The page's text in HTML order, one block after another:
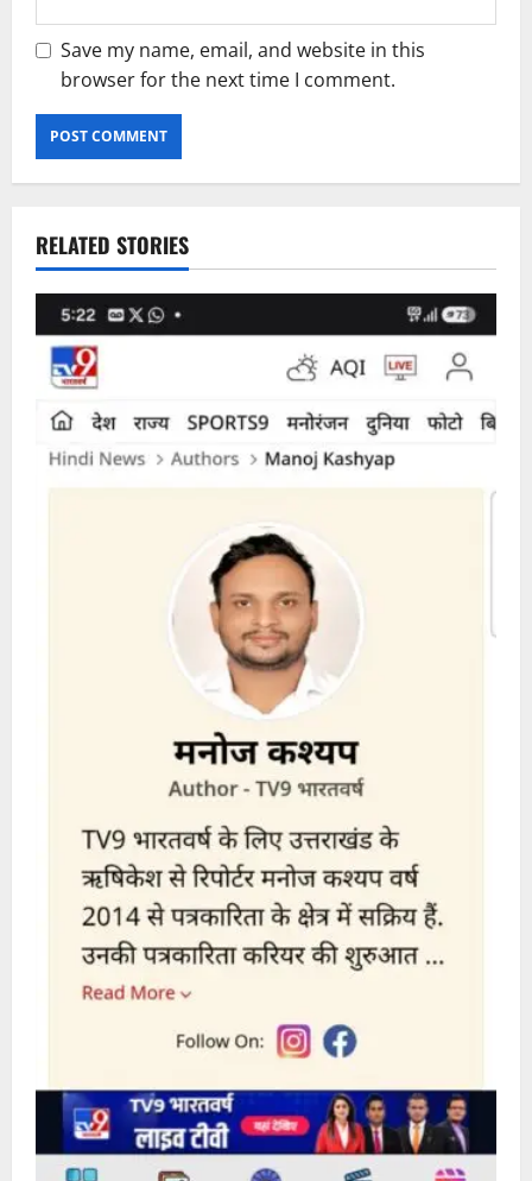
Save my name, email, and website in this
browser for the next time I comment.
RELATED STORIES